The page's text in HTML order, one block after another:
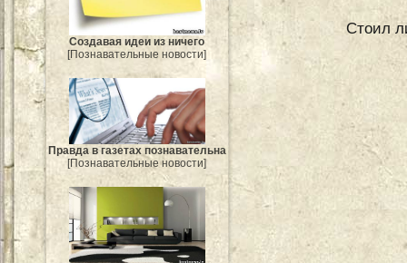
Создавая идеи из ничего
[Познавательные новости]
Правда в газетах познавательна
[Познавательные новости]
Стоил